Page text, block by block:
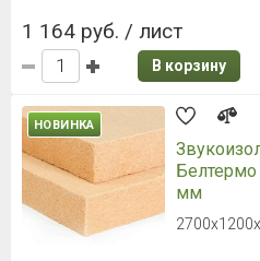
1 164 руб. / лист
В корзину
НОВИНКА
мм